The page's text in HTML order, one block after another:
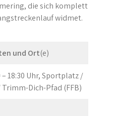
die sich komplett
widmet.
und Ort(e)
– 18:30 Uhr, Sportplatz /
Dich-Pfad (FFB)